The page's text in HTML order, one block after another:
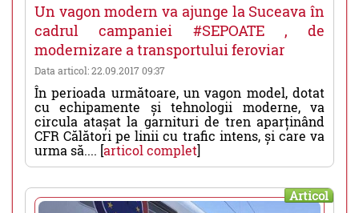
Un vagon modern va ajunge la Suceava în
cadrul campaniei #SEPOATE , de
modernizare a transportului feroviar
Data articol: 22.09.2017 09:37
În perioada următoare, un vagon model, dotat
cu echipamente și tehnologii moderne, va
circula atașat la garnituri de tren aparținând
CFR Călători pe linii cu trafic intens, și care va
urma să.... [articol complet]
Articol